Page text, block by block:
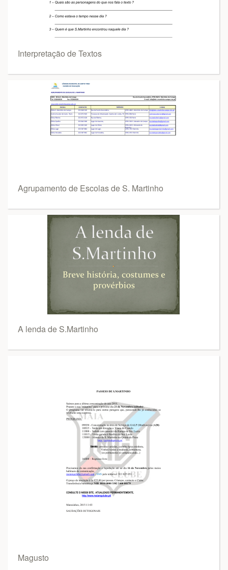
Interpretação de Textos
Agrupamento de Escolas de S. Martinho
A lenda de S.Martinho
Magusto